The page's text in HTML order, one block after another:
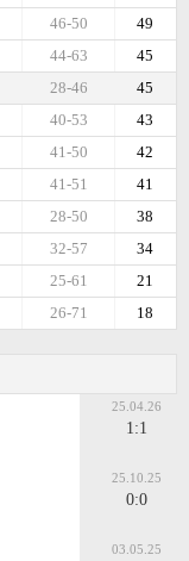
49
46-50
45
44-63
45
28-46
43
40-53
42
41-50
41
41-51
38
28-50
34
32-57
21
25-61
18
26-71
25.04.26
1:1
25.10.25
0:0
03.05.25